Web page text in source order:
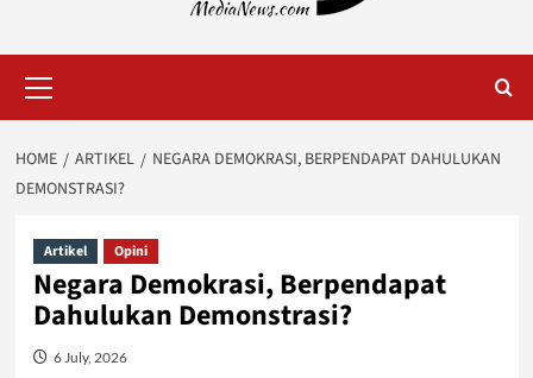
Menu
HOME ARTIKEL
NEGARA DEMOKRASI, BERPENDAPAT DAHULUKAN
DEMONSTRASI?
Artikel Opini
Negara Demokrasi, Berpendapat
Dahulukan Demonstrasi?
6 July, 2026